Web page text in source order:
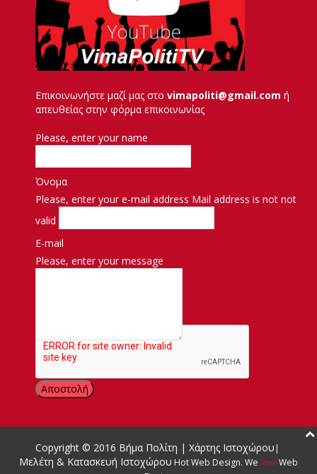
Επικοινωνήστε μαζί μας στο vimapoliti@gmail.com ή
απευθείας στην φόρμα επικοινωνίας
Please, enter your name
Όνομα
Please, enter your e-mail address Mail address is not not
valid
E-mail
Please, enter your message
Μήνυμα
Copyright © 2016 Βήμα Πολίτη | Χάρτης Ιστοχώρου |
Μελέτη & Κατασκευή Ιστοχώρου Hot Web Design. We loveWeb